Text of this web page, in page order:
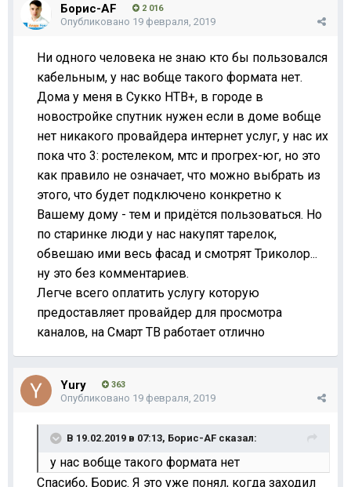
Борис-AF 2 016
Опубликовано 19 февраля, 2019
Ни одного человека не знаю кто бы пользовался
кабельным, у нас вобще такого формата нет.
Дома у меня в Сукко НТВ+, в городе в
новостройке спутник нужен если в доме вобще
нет никакого провайдера интернет услуг, у нас их
пока что 3: ростелеком, мтс и прогрех-юг, но это
как правило не означает, что можно выбрать из
этого, что будет подключено конкретно к
Вашему дому - тем и придётся пользоваться. Но
по старинке люди у нас накупят тарелок,
обвешаю ими весь фасад и смотрят Триколор...
ну это без комментариев.
Легче всего оплатить услугу которую
предоставляет провайдер для просмотра
каналов, на Смарт ТВ работает отлично
Yury 363
Опубликовано 19 февраля, 2019
В 19.02.2019 в 07:13, Борис-AF сказал:
у нас вобще такого формата нет
Спасибо, Борис. Я это уже понял, когда заходил